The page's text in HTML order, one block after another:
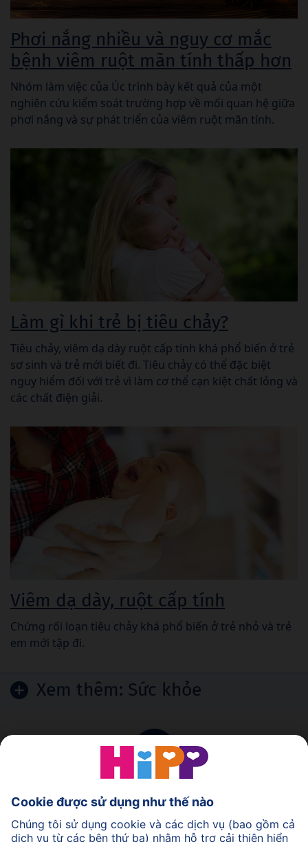
Phơi nắng nhiều và nguy cơ mắc
bệnh viêm ruột mãn tính thấp hơn
Nhóm làm việc của Úc trình bày kết quả của một
nghiên cứu kiểm soát trường hợp về mối quan hệ giữa
phơi nắng và sự phát triển của viêm ruột mãn tính.
Làm gì khi trẻ bị tiêu chảy?
Tiêu chảy, viêm dạ dày ruột cấp tính khá phổ biến ở trẻ
sơ sinh và trẻ mới biết đi. Tiêu chảy có thể đặc biệt
nguy hiểm đối với trẻ vì làm cơ thể cạn kiệt chất lỏng và
các chất điện giải.
Viêm dạ dày, ruột cấp tính
Chứng rối loạn tiêu chảy khá phổ biến ở trẻ nhỏ và trẻ
em mới tập đi.
Xem thêm: Sức khỏe